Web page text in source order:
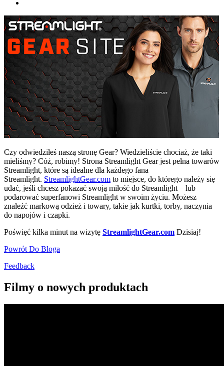
Czy odwiedziłeś naszą stronę Gear? Wiedzieliście chociaż, że taki
mieliśmy? Cóż, robimy! Strona Streamlight Gear jest pełna towarów
Streamlight, które są idealne dla każdego fana
Streamlight. StreamlightGear.com to miejsce, do którego należy się
udać, jeśli chcesz pokazać swoją miłość do Streamlight – lub
podarować superfanowi Streamlight w swoim życiu. Możesz
znaleźć markową odzież i towary, takie jak kurtki, torby, naczynia
do napojów i czapki.
Poświęć kilka minut na wizytę StreamlightGear.com Dzisiaj!
Powrót Do Bloga
Feedback
Filmy o nowych produktach